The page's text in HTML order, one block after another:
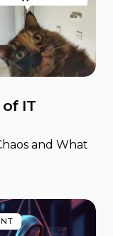
IT
and What